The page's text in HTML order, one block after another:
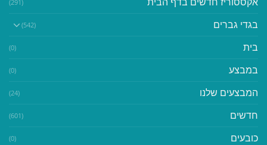
(291)
בגדי גברים (542)
בית (0)
במבצע (0)
המבצעים שלנו (24)
חדשים (601)
כובעים (0)